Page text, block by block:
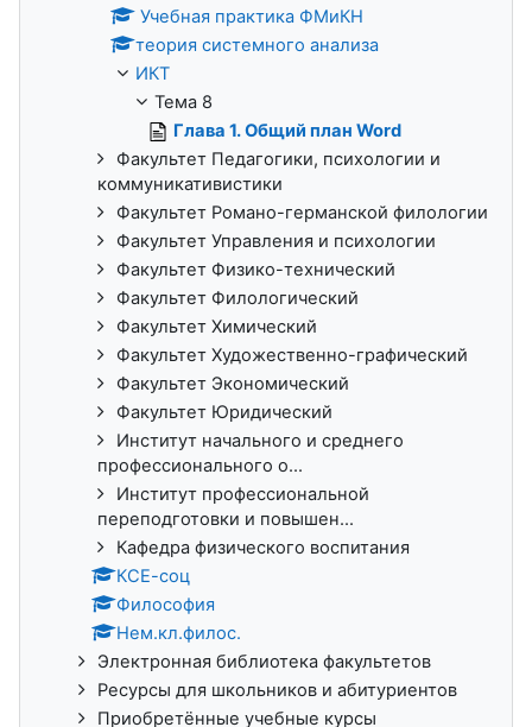
Учебная практика ФМиКН
теория системного анализа
ИКТ
Тема 8
Глава 1. Общий план Word
Факультет Педагогики, психологии и
коммуникативистики
Факультет Романо-германской филологии
Факультет Управления и психологии
Факультет Физико-технический
Факультет Филологический
Факультет Химический
Факультет Художественно-графический
Факультет Экономический
Факультет Юридический
Институт начального и среднего
профессионального о...
Институт профессиональной
переподготовки и повышен...
Кафедра физического воспитания
КСЕ-соц
Философия
Нем.кл.филос.
Электронная библиотека факультетов
Ресурсы для школьников и абитуриентов
Приобретённые учебные курсы